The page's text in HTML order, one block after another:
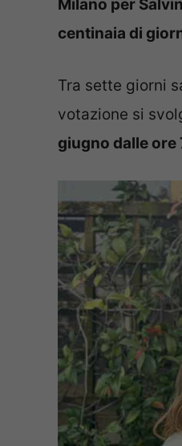
Milano per
centinaia di
Tra sette giorni
votazione si
giugno dalle ore